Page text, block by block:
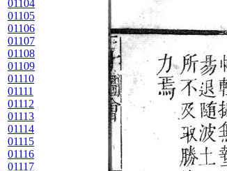
01104
01105
01106
01107
01108
01109
01110
01111
01112
01113
01114
01115
01116
01117